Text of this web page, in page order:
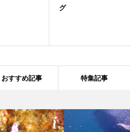
おすすめ記事 特集記事